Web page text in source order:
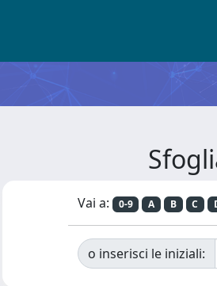
Vai a: 0-9 A B C
o inserisci le iniziali: